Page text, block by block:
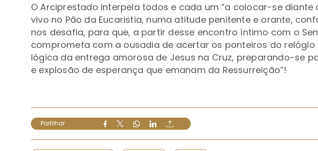
O Arciprestado interpela todos e cada um “a colocar-se diante
vivo no Pão da Eucaristia, numa atitude penitente e orante,
nos desafia, para que, a partir desse encontro íntimo com o
comprometa com a ousadia de acertar os ponteiros do
lógica da entrega amorosa de Jesus na Cruz, preparando-se
e explosão de esperança que emanam da Ressurreição”!
Partilhar